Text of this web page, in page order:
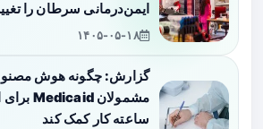
ایمن‌درمانی سرطان را
۱۴۰۵-۰۵-۱۸
گزارش: چگونه هوش
ساعته کار کمک کند